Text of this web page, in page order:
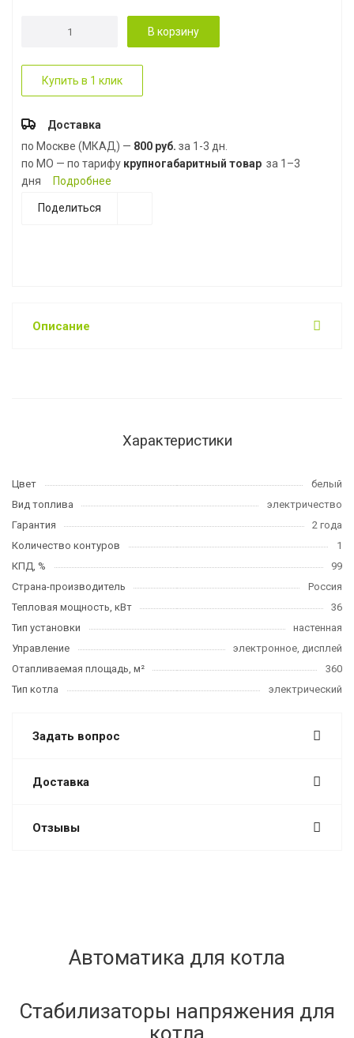
В корзину
Купить в 1 клик
Доставка
по Москве (МКАД) — 800 руб. за 1-3 дн.
по МО — по тарифу крупногабаритный товар за 1–3
дня
Подробнее
Поделиться
Описание
Характеристики
Цвет
белый
Вид топлива
электричество
Гарантия
2 года
Количество контуров
1
КПД, %
99
Страна-производитель
Россия
Тепловая мощность, кВт
36
Тип установки
настенная
Управление
электронное, дисплей
Отапливаемая площадь, м²
360
Тип котла
электрический
Задать вопрос
Доставка
Отзывы
Автоматика для котла
Стабилизаторы напряжения для
котла